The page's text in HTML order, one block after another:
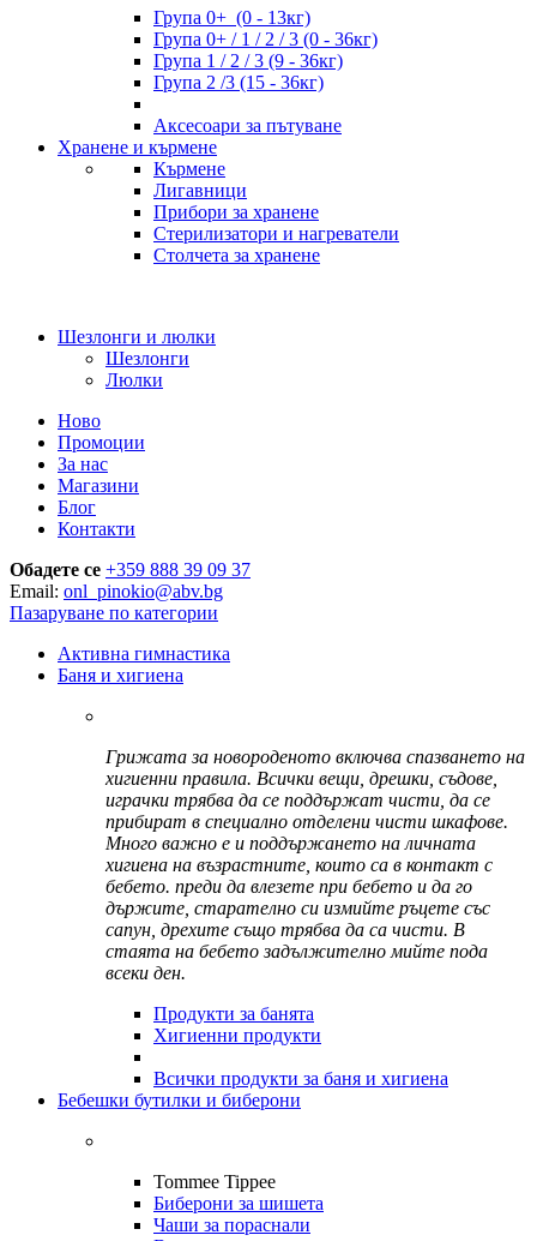
Група 0+ (0 - 13кг)
Група 0+ / 1 / 2 / 3 (0 - 36кг)
Група 1 / 2 / 3 (9 - 36кг)
Група 2 /3 (15 - 36кг)
Аксесоари за пътуване
Хранене и кърмене
Кърмене
Лигавници
Прибори за хранене
Стерилизатори и нагреватели
Столчета за хранене
Шезлонги и люлки
Шезлонги
Люлки
Ново
Промоции
За нас
Магазини
Блог
Контакти
Обадете се +359 888 39 09 37
Email: onl_pinokio@abv.bg
Пазаруване по категории
Активна гимнастика
Баня и хигиена
Грижата за новороденото включва спазването на
хигиенни правила. Всички вещи, дрешки, съдове,
играчки трябва да се поддържат чисти, да се
прибират в специално отделени чисти шкафове.
Много важно е и поддържането на личната
хигиена на възрастните, които са в контакт с
бебето. преди да влезете при бебето и да го
държите, старателно си измийте ръцете със
сапун, дрехите също трябва да са чисти. В
стаята на бебето задължително мийте пода
всеки ден.
Продукти за банята
Хигиенни продукти
Всички продукти за баня и хигиена
Бебешки бутилки и биберони
Tommee Tippee
Биберони за шишета
Чаши за пораснали